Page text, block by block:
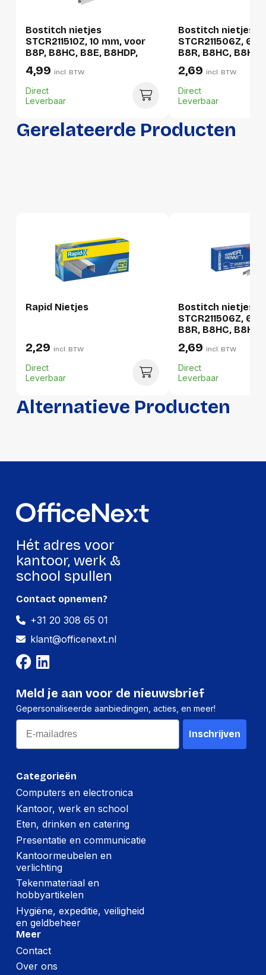
Per stuk
Hoeveelheid:
1 stuk
Breedte:
60 millimeter
Hoogte:
12 millimeter
Gewicht:
35 gram
54 millimeter
Lengte:
129 millimeter
Gewicht:
Gerelateerde Producten
Bostitch nietjes
STCR211510Z, 10 mm, voor
B8P, B8HC, B8E, B8HDP,
doos van 5000 nietjes
4,99 incl. BTW
Direct
Leverbaar
Bostitch nietjes
STCR211506Z, 6
B8R, B8HC,
B8E, doos van
2,69 incl. BTW
Direct
Leverbaar
Alternatieve Producten
Rapid Nietjes
2,29 incl. BTW
Direct
Leverbaar
Bostitch nietjes
STCR211506Z, 6
B8R, B8HC,
B8E, doos van
2,69 incl. BTW
Direct
Leverbaar
Hét adres voor
kantoor, werk &
school spullen
Categorieën
Computers en electronica
Kantoor, werk en school
Eten, drinken en catering
Presentatie en communicatie
Kantoormeubelen en
verlichting
Tekenmateriaal en
hobbyartikelen
Hygiëne, expeditie, veiligheid
en geldbeheer
Meer
Contact
Over ons
Contact opnemen?
+31 20 308 65 01
klant@officenext.nl
Meld je aan voor de nieuwsbrief
Gepersonaliseerde aanbiedingen, acties, en meer!
Email
Inschrijven